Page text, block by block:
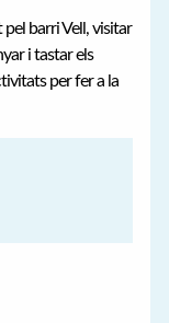
barri Vell, visitar
i tastar els
per fer a la